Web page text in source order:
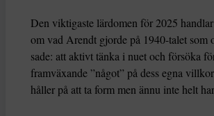
Den viktigaste lärdomen för 2025
om vad Arendt gjorde på 1940-talet som
sade: att aktivt tänka i nuet och försöka
framväxande ”något” på dess egna
håller på att ta form men ännu inte helt